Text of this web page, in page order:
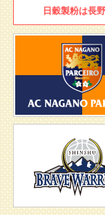
日穀製粉は長